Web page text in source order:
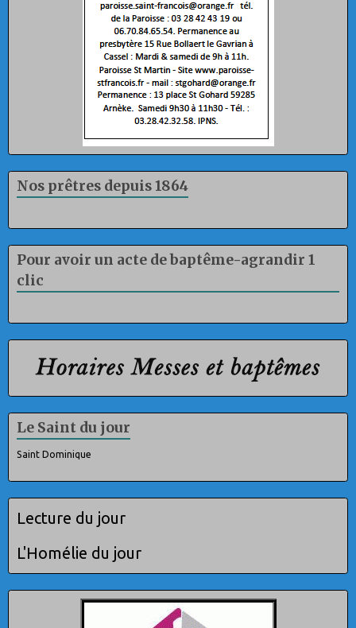
Nos prêtres depuis 1864
Pour avoir un acte de baptême-agrandir 1
clic
Le Saint du jour
Saint Dominique
Lecture du jour
L'Homélie du jour